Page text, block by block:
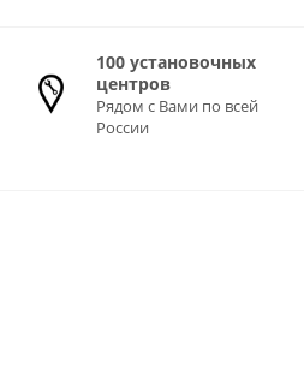
100 установочных
центров
Рядом с Вами по всей
России